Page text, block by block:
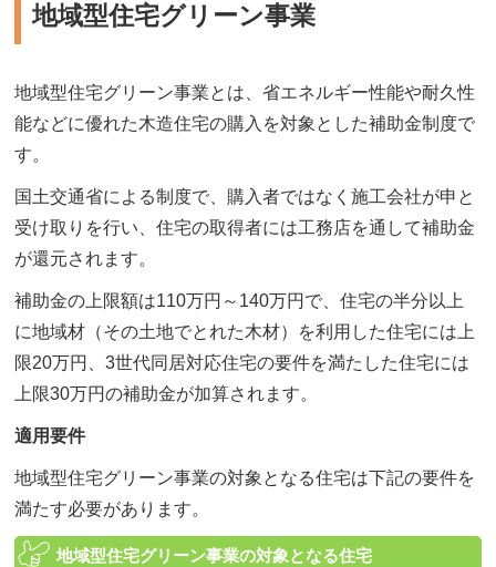
地域型住宅グリーン事業
地域型住宅グリーン事業とは、省エネルギー性能や耐久性
能などに優れた木造住宅の購入を対象とした補助金制度で
す。
国土交通省による制度で、購入者ではなく施工会社が申と
受け取りを行い、住宅の取得者には工務店を通して補助金
が還元されます。
補助金の上限額は110万円～140万円で、住宅の半分以上
に地域材（その土地でとれた木材）を利用した住宅には上
限20万円、3世代同居対応住宅の要件を満たした住宅には
上限30万円の補助金が加算されます。
適用要件
地域型住宅グリーン事業の対象となる住宅は下記の要件を
満たす必要があります。
地域型住宅グリーン事業の対象となる住宅